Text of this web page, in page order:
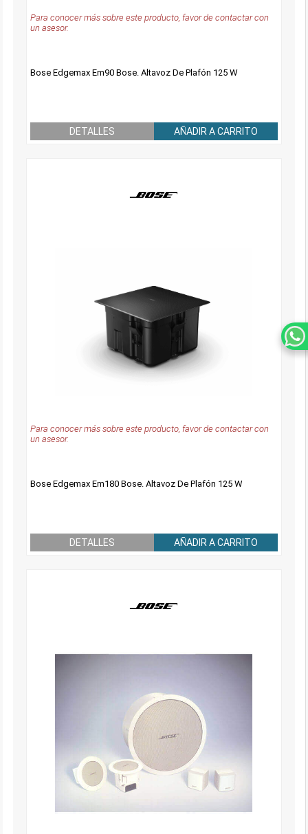
Para conocer más sobre este producto, favor de contactar con
un asesor.
Bose Edgemax Em90 Bose. Altavoz De Plafón 125 W
DETALLES AÑADIR A CARRITO
Para conocer más sobre este producto, favor de contactar con
un asesor.
Bose Edgemax Em180 Bose. Altavoz De Plafón 125 W
DETALLES AÑADIR A CARRITO